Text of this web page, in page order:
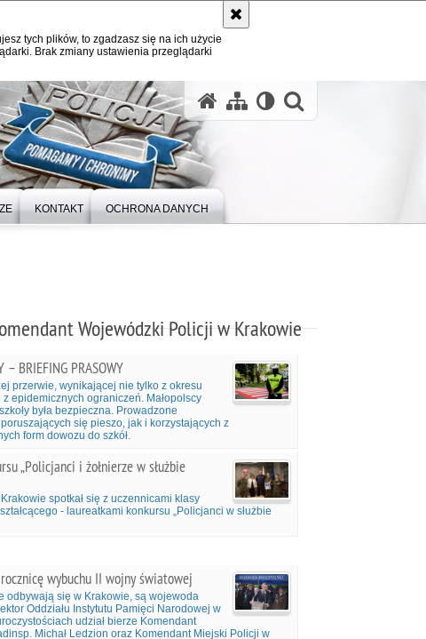
tych plików, to zgadzasz się na ich użycie
Brak zmiany ustawienia przeglądarki
KONTAKT OCHRONA DANYCH
Wojewódzki Policji w Krakowie
– BRIEFING PRASOWY
przerwie, wynikającej nie tylko z okresu
epidemicznych ograniczeń. Małopolscy
była bezpieczna. Prowadzone
się pieszo, jak i korzystających z
form dowozu do szkół.
„Policjanci i żołnierze w służbie
spotkał się z uczennicami klasy
- laureatkami konkursu „Policjanci w służbie
wybuchu II wojny światowej
odbywają się w Krakowie, są wojewoda
Oddziału Instytutu Pamięci Narodowej w
udział bierze Komendant
Michał Ledzion oraz Komendant Miejski Policji w